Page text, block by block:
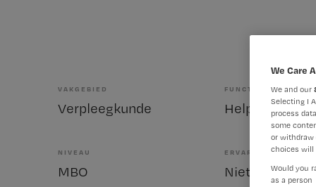
VAKGEBIED
Verpleegkunde
FUNCTIE
Helpende
NIVEAU
MBO
ERVARING
Niet nader
We Care
We and our
Selecting I
process
some
or withdraw
choices will
Would you
as a person